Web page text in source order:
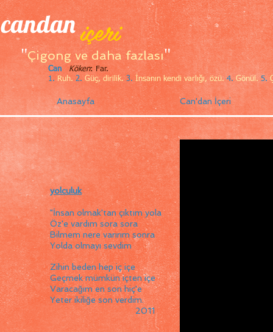
candaniçeri
Can Köken: Far.
1. Ruh. 2. Güç, dirilik. 3. İnsanın kendi varlığı, özü. 4. Gönül. 5.
"Çigong ve daha fazlası"
Anasayfa Can'dan İçeri
yolculuk
"İnsan olmak'tan çıktım yola
Öz'e vardım sora sora
Bilmem nere varırım sonra
Yolda olmayı sevdim
Zihin beden hep iç içe
Geçmek mümkün içten içe
Varacağım en son hiç'e
Yeter ikiliğe son verdim.
2011